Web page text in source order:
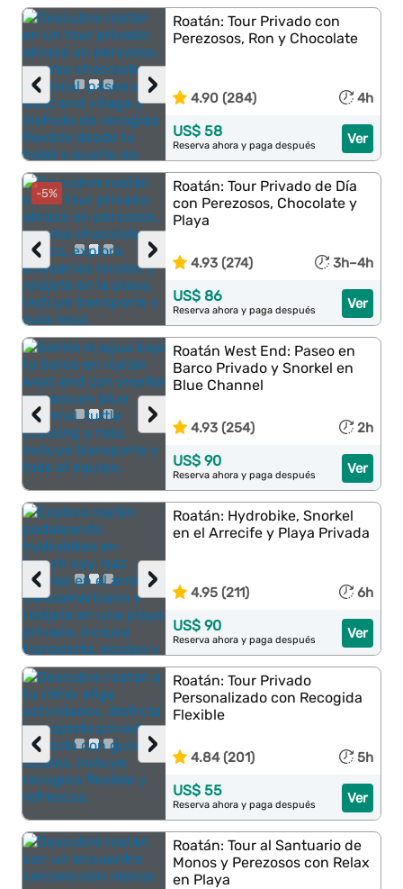
›
‹
Roatán: Tour Privado con
Perezosos, Ron y Chocolate
4.90 (284) 4h
Ver
US$ 58
Reserva ahora y paga después
-5%
›
‹
Roatán: Tour Privado de Día
con Perezosos, Chocolate y
Playa
4.93 (274) 3h–4h
Ver
US$ 86
Reserva ahora y paga después
›
‹
Roatán West End: Paseo en
Barco Privado y Snorkel en
Blue Channel
4.93 (254) 2h
Ver
US$ 90
Reserva ahora y paga después
›
‹
Roatán: Hydrobike, Snorkel
en el Arrecife y Playa Privada
4.95 (211) 6h
Ver
US$ 90
Reserva ahora y paga después
›
‹
Roatán: Tour Privado
Personalizado con Recogida
Flexible
4.84 (201) 5h
Ver
US$ 55
Reserva ahora y paga después
Roatán: Tour al Santuario de
Monos y Perezosos con Relax
en Playa